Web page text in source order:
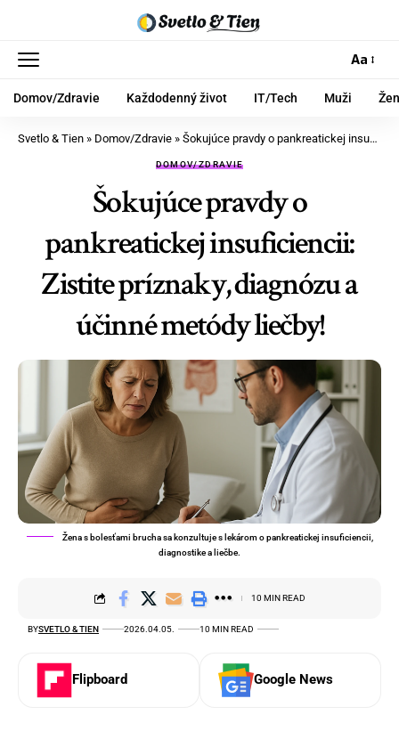
Aa
Domov/Zdravie Každodenný život IT/Tech Muži
Svetlo & Tien » Domov/Zdravie » Šokujúce pravdy o pankreatickej insuficiencii: Zistite príznaky, diagnózu a účinné metódy liečby!
DOMOV/ZDRAVIE
Šokujúce pravdy o
pankreatickej insuficiencii:
Zistite príznaky, diagnózu a
účinné metódy liečby!
Žena s bolesťami brucha sa konzultuje s lekárom o pankreatickej insuficiencii,
diagnostike a liečbe.
BYSVETLO & TIEN 2026.04.05. 10 MIN READ
10 MIN READ
Flipboard Google News